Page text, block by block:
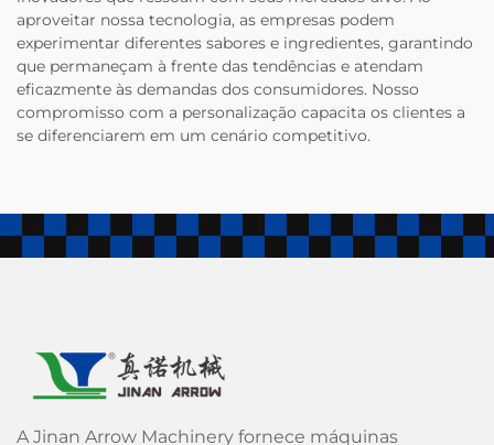
aproveitar nossa tecnologia, as empresas podem
experimentar diferentes sabores e ingredientes, garantindo
que permaneçam à frente das tendências e atendam
eficazmente às demandas dos consumidores. Nosso
compromisso com a personalização capacita os clientes a
se diferenciarem em um cenário competitivo.
A Jinan Arrow Machinery fornece máquinas